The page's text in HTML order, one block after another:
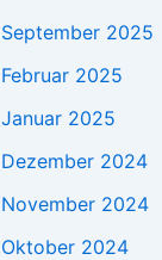
September 2025
Februar 2025
Januar 2025
Dezember 2024
November 2024
Oktober 2024